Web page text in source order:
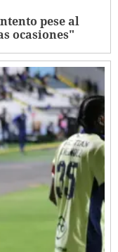
pese al
ocasiones"